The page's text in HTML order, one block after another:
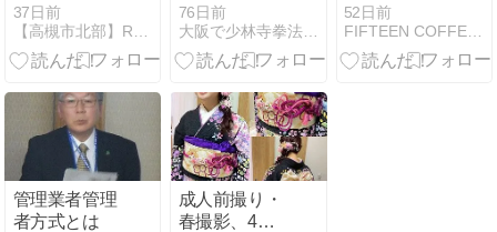
ご案内です！
37日前
【高槻市北部】Rapport(ラポール）アロマの教室
室お疲れ様で
した！
76日前
大阪で少林寺拳法 〜 金剛禅総本山少林寺 大阪高槻道院
52日前
FIFTEEN COFFEE ROASTERS
管理業者管理
者方式とは
成人前撮り・
春撮影、4